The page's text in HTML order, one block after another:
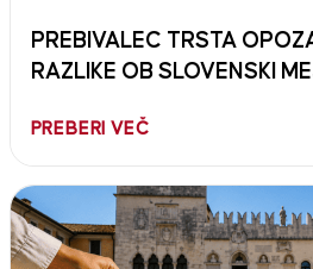
PREBIVALEC TRSTA
RAZLIKE OB SLOVENSKI
PREBERI VEČ